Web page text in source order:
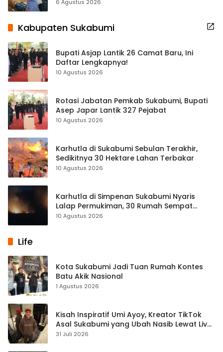
6 Agustus 2026
Kabupaten Sukabumi
Bupati Asjap Lantik 26 Camat Baru, Ini
Daftar Lengkapnya!
10 Agustus 2026
Rotasi Jabatan Pemkab Sukabumi, Bupati
Asep Japar Lantik 327 Pejabat
10 Agustus 2026
Karhutla di Sukabumi Sebulan Terakhir,
Sedikitnya 30 Hektare Lahan Terbakar
10 Agustus 2026
Karhutla di Simpenan Sukabumi Nyaris
Lalap Permukiman, 30 Rumah Sempat
Terancam
10 Agustus 2026
Life
Kota Sukabumi Jadi Tuan Rumah Kontes
Batu Akik Nasional
1 Agustus 2026
Kisah Inspiratif Umi Ayoy, Kreator TikTok
Asal Sukabumi yang Ubah Nasib Lewat Live
Streaming
31 Juli 2026